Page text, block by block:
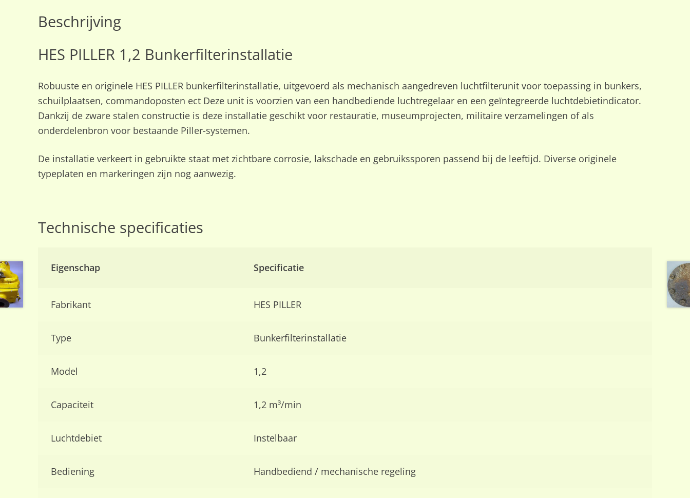
Beschrijving
HES PILLER 1,2 Bunkerfilterinstallatie
Robuuste en originele HES PILLER bunkerfilterinstallatie, uitgevoerd als mechanisch aangedreven luchtfilterunit voor toepassing in bunkers,
schuilplaatsen, commandoposten ect Deze unit is voorzien van een handbediende luchtregelaar en een geïntegreerde luchtdebietindicator.
Dankzij de zware stalen constructie is deze installatie geschikt voor restauratie, museumprojecten, militaire verzamelingen of als
onderdelenbron voor bestaande Piller-systemen.
De installatie verkeert in gebruikte staat met zichtbare corrosie, lakschade en gebruikssporen passend bij de leeftijd. Diverse originele
typeplaten en markeringen zijn nog aanwezig.
Technische specificaties
Eigenschap Specificatie
Fabrikant HES PILLER
Type Bunkerfilterinstallatie
Model 1,2
Capaciteit 1,2 m³/min
Luchtdebiet Instelbaar
Bediening Handbediend / mechanische regeling